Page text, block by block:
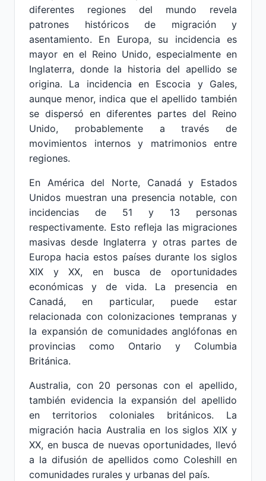
diferentes regiones del mundo revela
patrones históricos de migración y
asentamiento. En Europa, su incidencia es
mayor en el Reino Unido, especialmente en
Inglaterra, donde la historia del apellido se
origina. La incidencia en Escocia y Gales,
aunque menor, indica que el apellido también
se dispersó en diferentes partes del Reino
Unido, probablemente a través de
movimientos internos y matrimonios entre
regiones.
En América del Norte, Canadá y Estados
Unidos muestran una presencia notable, con
incidencias de 51 y 13 personas
respectivamente. Esto refleja las migraciones
masivas desde Inglaterra y otras partes de
Europa hacia estos países durante los siglos
XIX y XX, en busca de oportunidades
económicas y de vida. La presencia en
Canadá, en particular, puede estar
relacionada con colonizaciones tempranas y
la expansión de comunidades anglófonas en
provincias como Ontario y Columbia
Británica.
Australia, con 20 personas con el apellido,
también evidencia la expansión del apellido
en territorios coloniales británicos. La
migración hacia Australia en los siglos XIX y
XX, en busca de nuevas oportunidades, llevó
a la difusión de apellidos como Coleshill en
comunidades rurales y urbanas del país.